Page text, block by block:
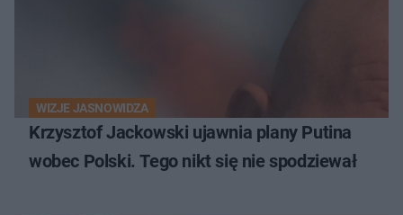
WIZJE JASNOWIDZA
Krzysztof Jackowski ujawnia plany Putina
wobec Polski. Tego nikt się nie spodziewał